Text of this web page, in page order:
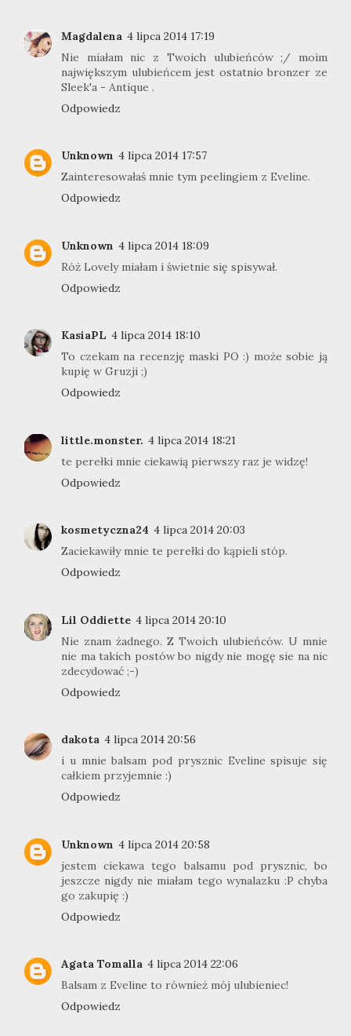
Magdalena 4 lipca 2014 17:19
Nie miałam nic z Twoich ulubieńców ;/ moim
największym ulubieńcem jest ostatnio bronzer ze
Sleek'a - Antique .
Odpowiedz
Unknown 4 lipca 2014 17:57
Zainteresowałaś mnie tym peelingiem z Eveline.
Odpowiedz
Unknown 4 lipca 2014 18:09
Róż Lovely miałam i świetnie się spisywał.
Odpowiedz
KasiaPL 4 lipca 2014 18:10
To czekam na recenzję maski PO :) może sobie ją
kupię w Gruzji ;)
Odpowiedz
little.monster. 4 lipca 2014 18:21
te perełki mnie ciekawią pierwszy raz je widzę!
Odpowiedz
kosmetyczna24 4 lipca 2014 20:03
Zaciekawiły mnie te perełki do kąpieli stóp.
Odpowiedz
Lil Oddiette 4 lipca 2014 20:10
Nie znam żadnego. Z Twoich ulubieńców. U mnie
nie ma takich postów bo nigdy nie mogę sie na nic
zdecydować ;-)
Odpowiedz
dakota 4 lipca 2014 20:56
i u mnie balsam pod prysznic Eveline spisuje się
całkiem przyjemnie :)
Odpowiedz
Unknown 4 lipca 2014 20:58
jestem ciekawa tego balsamu pod prysznic, bo
jeszcze nigdy nie miałam tego wynalazku :P chyba
go zakupię :)
Odpowiedz
Agata Tomalla 4 lipca 2014 22:06
Balsam z Eveline to również mój ulubieniec!
Odpowiedz